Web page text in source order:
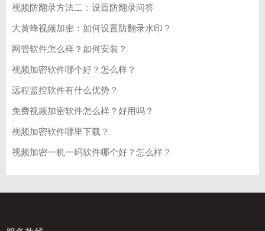
视频防翻录方法二：设置防翻录问答
大黄蜂视频加密：如何设置防翻录水印？
网管软件怎么样？如何安装？
视频加密软件哪个好？怎么样？
远程监控软件有什么优势？
免费视频加密软件怎么样？好用吗？
视频加密软件哪里下载？
视频加密一机一码软件哪个好？怎么样？